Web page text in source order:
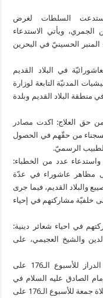
السلطات لغرض
ويأتي الاستدعاء
الحسينيّ في البحرين
في البلاد القديم
المدنيّة التابعة لوزارة
منطقة البلاد القديم وبلدة
حق العلاج: اكدت مصادر
من حقّهم في الحصول
الرسميّ.
عدد من الخطباء:
مظاهر عاشوراء في عدّة
والبلاد القديم، فيما جرى
خلفيّة مشاركتهم في إحياء
في احياء شعائر دينية:
والشيخ العجيمي، على
السلطات الأمنيّة تمنع صلاة الجمعة في الدراز للأسبوع الـ176 على
الصادق عليه السلام في
الدراز، بعد إصرار نظام البحرين على منع أكبر صلاة جمعة للأسبوع الـ176 على